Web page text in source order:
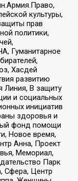
культуры,
прав
политики,
Гуманитарное
Хасдей
развитию
Линия, В защиту
и социальных
инициатив
здоровья и
фонд помощи
Новое время,
Анна, Проект
Мемориал,
Парк
Сфера, Центр